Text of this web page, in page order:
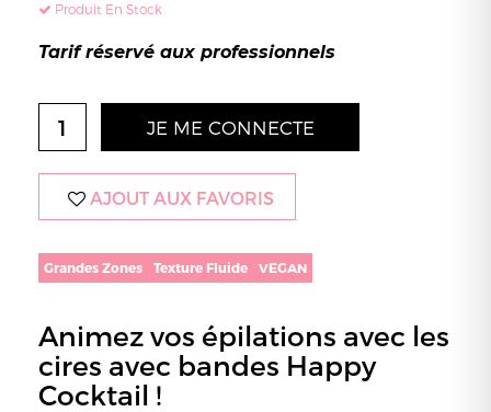
Produit En Stock
Tarif réservé aux professionnels
JE ME CONNECTE
AJOUT AUX FAVORIS
Grandes Zones Texture Fluide VEGAN
Animez vos épilations avec les
cires avec bandes Happy
Cocktail !